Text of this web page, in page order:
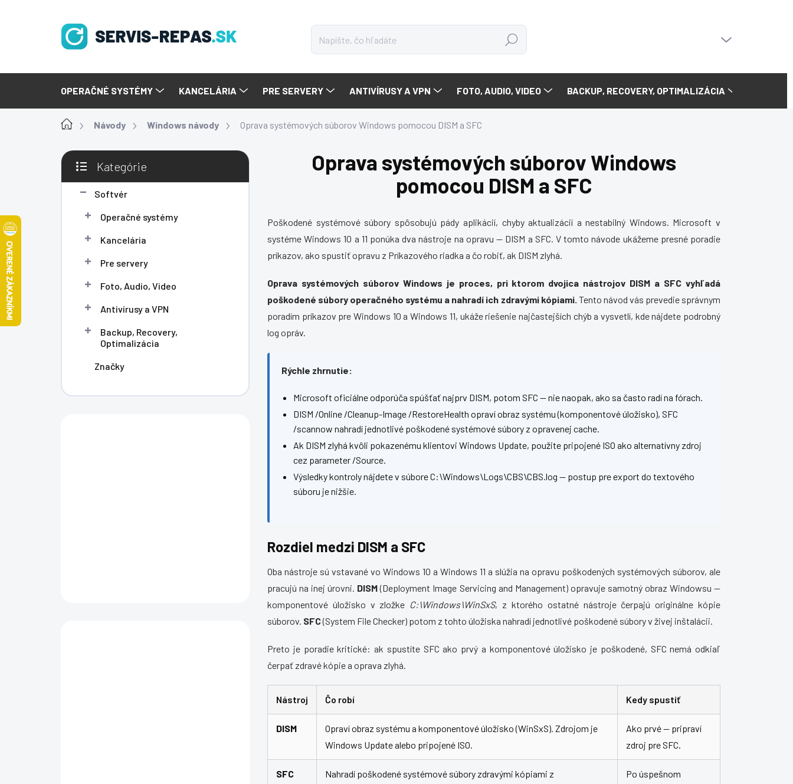
Hľadať
OPERAČNÉ SYSTÉMY KANCELÁRIA PRE SERVERY ANTIVÍRUSY A VPN FOTO, AUDIO, VIDEO BACKUP, RECOVERY, OPTIMALIZÁCIA
DomovNávody Windows návody Oprava systémových súborov Windows pomocou DISM a SFC
B
č
Preskočiť
Kategórie
Softvér
Operačné systémy
Kancelária
Pre servery
Foto, Audio, Video
Antivírusy a VPN
Backup, Recovery,
Optimalizácia
Značky
Oprava systémových súborov Windows
pomocou DISM a SFC
Poškodené systémové súbory spôsobujú pády aplikácií, chyby aktualizácií a nestabilný Windows. Microsoft v
systéme Windows 10 a 11 ponúka dva nástroje na opravu — DISM a SFC. V tomto návode ukážeme presné poradie
príkazov, ako spustiť opravu z Príkazového riadka a čo robiť, ak DISM zlyhá.
Oprava systémových súborov Windows je proces, pri ktorom dvojica nástrojov DISM a SFC vyhľadá
poškodené súbory operačného systému a nahradí ich zdravými kópiami. Tento návod vás prevedie správnym
poradím príkazov pre Windows 10 a Windows 11, ukáže riešenie najčastejších chýb a vysvetlí, kde nájdete podrobný
log opráv.
Rýchle zhrnutie:
Microsoft oficiálne odporúča spúšťať najprv DISM, potom SFC — nie naopak, ako sa často radí na fórach.
DISM /Online /Cleanup-Image /RestoreHealth opraví obraz systému (komponentové úložisko), SFC
/scannow nahradí jednotlivé poškodené systémové súbory z opravenej cache.
Ak DISM zlyhá kvôli pokazenému klientovi Windows Update, použite pripojené ISO ako alternatívny zdroj
cez parameter /Source.
Výsledky kontroly nájdete v súbore C:\Windows\Logs\CBS\CBS.log — postup pre export do textového
súboru je nižšie.
Rozdiel medzi DISM a SFC
Oba nástroje sú vstavané vo Windows 10 a Windows 11 a slúžia na opravu poškodených systémových súborov, ale
pracujú na inej úrovni. DISM(Deployment Image Servicing and Management) opravuje samotný obraz Windowsu —
komponentové úložisko v zložke C:\Windows\WinSxS, z ktorého ostatné nástroje čerpajú originálne kópie
súborov. SFC(System File Checker) potom z tohto úložiska nahradí jednotlivé poškodené súbory v živej inštalácii.
Preto je poradie kritické: ak spustíte SFC ako prvý a komponentové úložisko je poškodené, SFC nemá odkiaľ
čerpať zdravé kópie a oprava zlyhá.
Nástroj Čo robí Kedy spustiť
DISM
Opraví obraz systému a komponentové úložisko (WinSxS). Zdrojom je
Windows Update alebo pripojené ISO.
Ako prvé — pripraví
zdroj pre SFC.
SFC
Nahradí poškodené systémové súbory zdravými kópiami z
Po úspešnom